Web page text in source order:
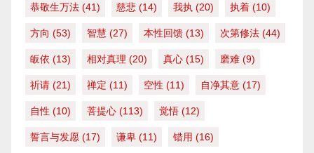
恭敬生万法 (41) 慈悲 (14) 我执 (20) 执着 (10)
方向 (53) 智慧 (27) 本性回馈 (13) 次第修法 (44)
皈依 (13) 相对真理 (20) 真心 (15) 磨难 (9)
祈请 (21) 禅定 (11) 空性 (11) 自净其意 (17)
自性 (10) 菩提心 (113) 觉悟 (12)
誓言与发愿 (17) 谦卑 (11) 错用 (16)